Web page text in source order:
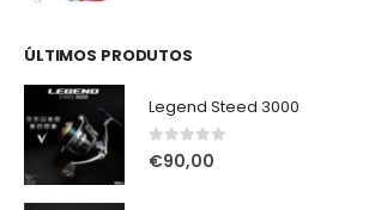
ÚLTIMOS PRODUTOS
Legend Steed 3000
0out of 5
€90,00